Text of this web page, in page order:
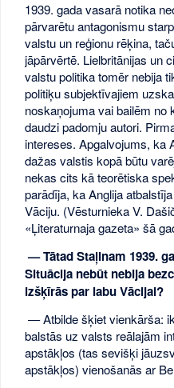
1939. gada vasarā notika
pārvarētu antagonismu
valstu un reģionu rēķina,
jāpārvērtē. Lielbritānijas un
valstu politika tomēr nebija
politiķu subjektīvajiem
noskaņojuma vai bailēm no
daudzi padomju autori.
intereses. Apgalvojums, ka
dažas valstis kopā būtu
nekas cits kā teorētiska
parādīja, ka Anglija
Vāciju. (Vēsturnieka V.
«Ļiteraturnaja gazeta» šā
— Tātad Staļinam 1939.
Situācija nebūt nebija
izšķīrās par labu Vācijai?
— Atbilde šķiet vienkārša:
balstās uz valsts reālajām
apstākļos (tas sevišķi
apstākļos) vienošanās ar